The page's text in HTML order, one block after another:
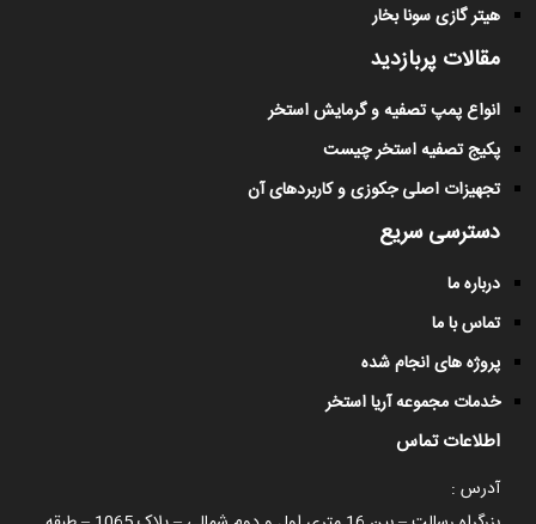
هیتر گازی سونا بخار
مقالات پربازدید
انواع پمپ تصفیه و گرمایش استخر
پکیج تصفیه استخر چیست
تجهیزات اصلی جکوزی و کاربردهای آن
دسترسی سریع
درباره ما
تماس با ما
پروژه های انجام شده
خدمات مجموعه آریا استخر
اطلاعات تماس
آدرس :